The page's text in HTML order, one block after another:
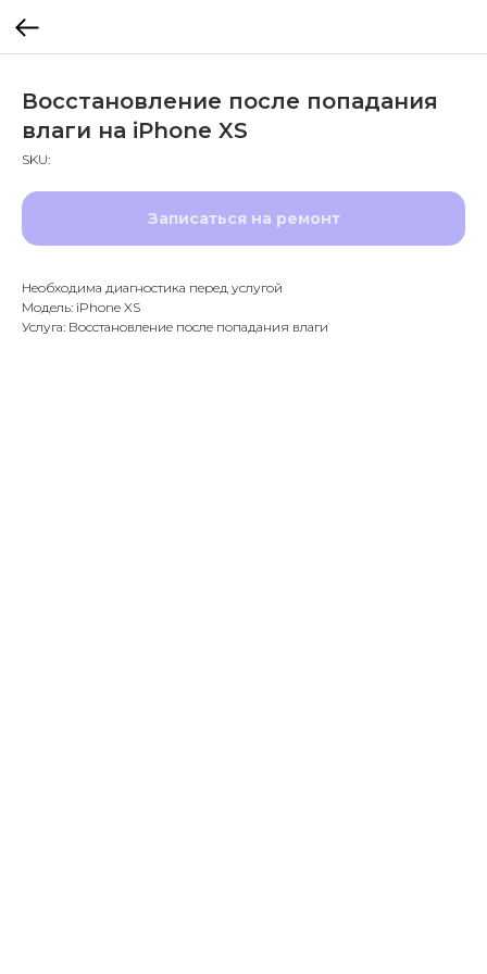
Восстановление после попадания
влаги на iPhone XS
SKU:
Записаться на ремонт
Необходима диагностика перед услугой
Модель: iPhone XS
Услуга: Восстановление после попадания влаги